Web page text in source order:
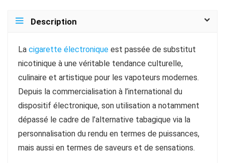
Description
La cigarette électronique est passée de substitut
nicotinique à une véritable tendance culturelle,
culinaire et artistique pour les vapoteurs modernes.
Depuis la commercialisation à l’international du
dispositif électronique, son utilisation a notamment
dépassé le cadre de l’alternative tabagique via la
personnalisation du rendu en termes de puissances,
mais aussi en termes de saveurs et de sensations.